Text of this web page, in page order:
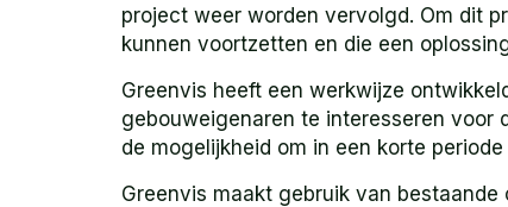
project weer worden vervolgd. Om dit
kunnen voortzetten en die een
Greenvis heeft een werkwijze
gebouweigenaren te interesseren voor
de mogelijkheid om in een korte
Greenvis maakt gebruik van